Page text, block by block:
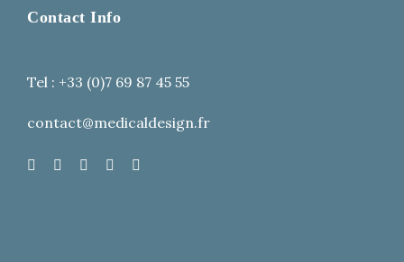
Contact Info
Tel : +33 (0)7 69 87 45 55
contact@medicaldesign.fr